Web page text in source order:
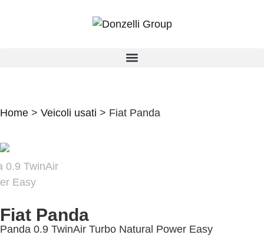
Home > Veicoli usati > Fiat Panda
Fiat Panda
Panda 0.9 TwinAir Turbo Natural Power Easy